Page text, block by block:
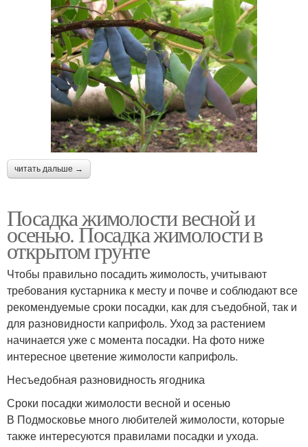
читать дальше →
Посадка жимолости весной и
осенью. Посадка жимолости в
открытом грунте
Чтобы правильно посадить жимолость, учитывают
требования кустарника к месту и почве и соблюдают все
рекомендуемые сроки посадки, как для съедобной, так и
для разновидности каприфоль. Уход за растением
начинается уже с момента посадки. На фото ниже
интересное цветение жимолости каприфоль.
Несъедобная разновидность ягодника
Сроки посадки жимолости весной и осенью
В Подмосковье много любителей жимолости, которые
также интересуются правилами посадки и ухода.